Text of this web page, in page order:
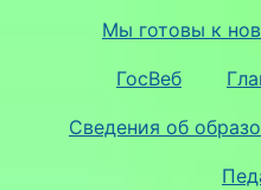
Мы готовы к
ГосВеб
Сведения об